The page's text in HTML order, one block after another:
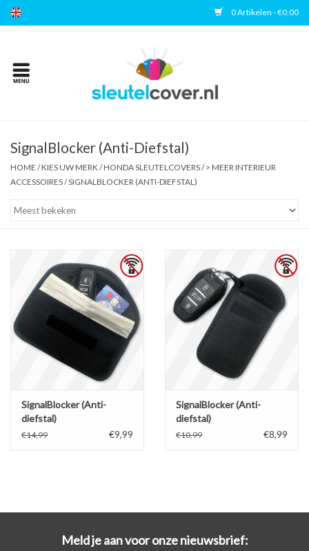
0 Artikelen - €0,00
Home
Accessoires
Veelgestelde vragen
SignalBlocker (Anti-Diefstal)
HOME /KIES UW MERK /HONDA SLEUTELCOVERS/> MEER INTERIEUR
ACCESSOIRES/SIGNALBLOCKER (ANTI-DIEFSTAL)
SignalBlocker (Anti-
diefstal)
€14,99 €9,99
SignalBlocker (Anti-
diefstal)
€10,99 €8,99
Meld je aan voor onze nieuwsbrief: